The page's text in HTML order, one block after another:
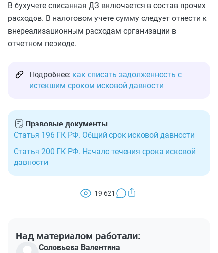
В бухучете списанная ДЗ включается в состав прочих
расходов. В налоговом учете сумму следует отнести к
внереализационным расходам организации в
отчетном периоде.
Подробнее: как списать задолженность с
истекшим сроком исковой давности
Правовые документы
Статья 196 ГК РФ. Общий срок исковой давности
Статья 200 ГК РФ. Начало течения срока исковой
давности
19 621
Над материалом работали:
Соловьева Валентина